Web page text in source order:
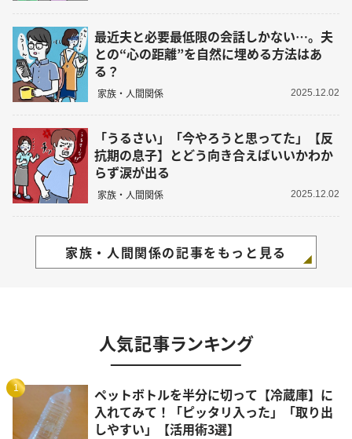
最近夫と必要最低限の会話しかない…。夫
との“心の距離”を自然に埋める方法はあ
る？
家族・人間関係 2025.12.02
「うるさい」「今やろうと思ってた」【反
抗期の息子】とどう向き合えばいいかわか
らず涙が出る
家族・人間関係 2025.12.02
家族・人間関係の記事をもっと見る
人気記事ランキング
1
ペットボトルを半分に切って【冷蔵庫】に
入れてみて！「ピッタリ入った」「取り出
しやすい」【活用術3選】